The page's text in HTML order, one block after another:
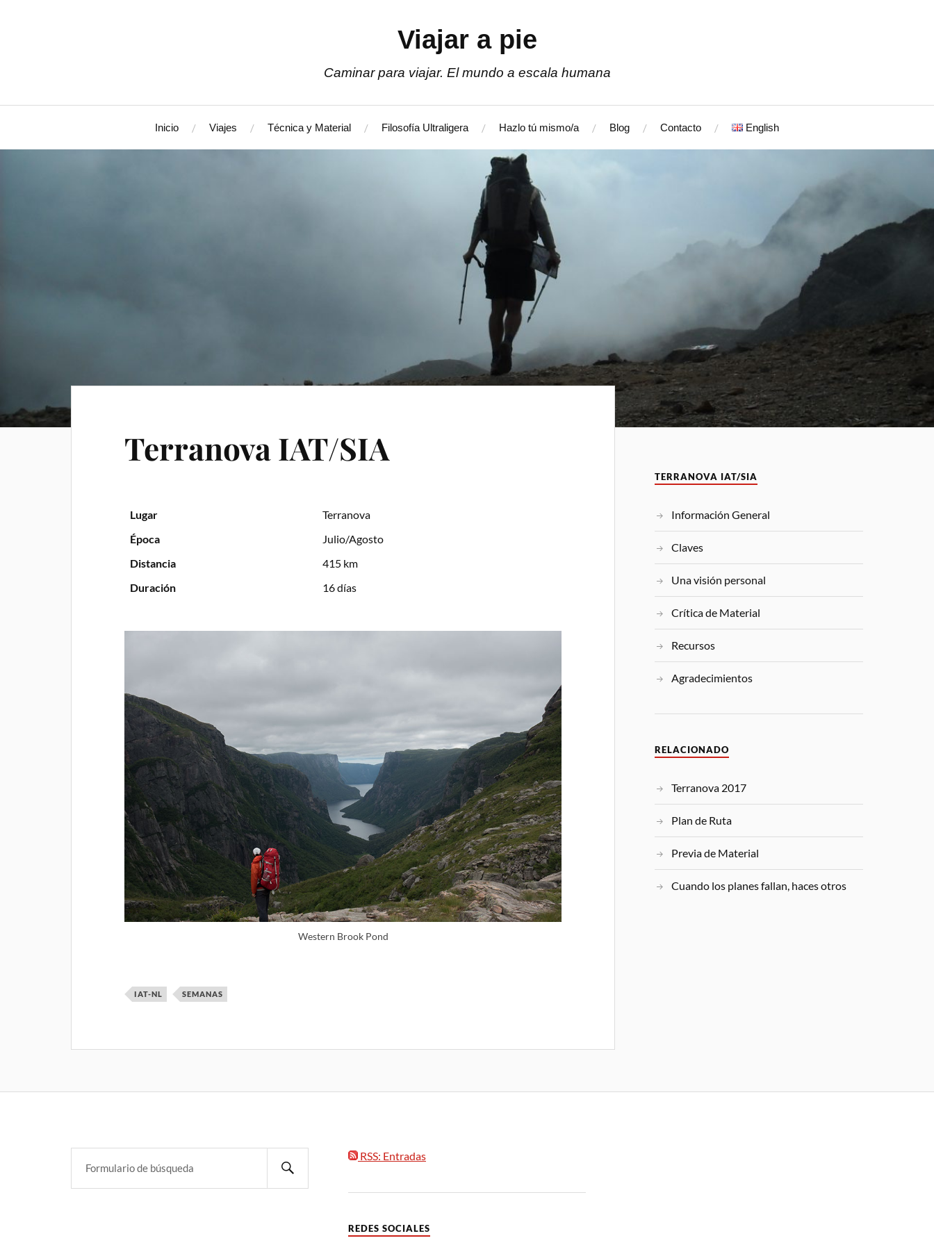
Viajar a pie
Caminar para viajar. El mundo a escala humana
Inicio Viajes Técnica y Material Filosofía Ultraligera Hazlo tú mismo/a Blog Contacto English
Terranova IAT/SIA
Lugar
Terranova
Época
Julio/Agosto
Distancia
415 km
Duración
16 días
Western Brook Pond
IAT-NL SEMANAS
TERRANOVA IAT/SIA
Información General
Claves
Una visión personal
Crítica de Material
Recursos
Agradecimientos
RELACIONADO
Terranova 2017
Plan de Ruta
Previa de Material
Cuando los planes fallan, haces otros
RSS: Entradas
REDES SOCIALES